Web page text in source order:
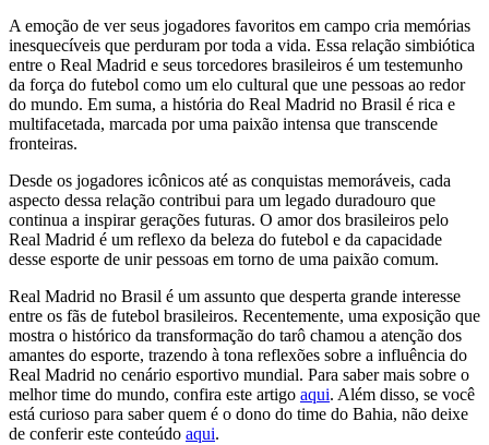
A emoção de ver seus jogadores favoritos em campo cria memórias
inesquecíveis que perduram por toda a vida. Essa relação simbiótica
entre o Real Madrid e seus torcedores brasileiros é um testemunho
da força do futebol como um elo cultural que une pessoas ao redor
do mundo. Em suma, a história do Real Madrid no Brasil é rica e
multifacetada, marcada por uma paixão intensa que transcende
fronteiras.
Desde os jogadores icônicos até as conquistas memoráveis, cada
aspecto dessa relação contribui para um legado duradouro que
continua a inspirar gerações futuras. O amor dos brasileiros pelo
Real Madrid é um reflexo da beleza do futebol e da capacidade
desse esporte de unir pessoas em torno de uma paixão comum.
Real Madrid no Brasil é um assunto que desperta grande interesse
entre os fãs de futebol brasileiros. Recentemente, uma exposição que
mostra o histórico da transformação do tarô chamou a atenção dos
amantes do esporte, trazendo à tona reflexões sobre a influência do
Real Madrid no cenário esportivo mundial. Para saber mais sobre o
melhor time do mundo, confira este artigo aqui. Além disso, se você
está curioso para saber quem é o dono do time do Bahia, não deixe
de conferir este conteúdo aqui.